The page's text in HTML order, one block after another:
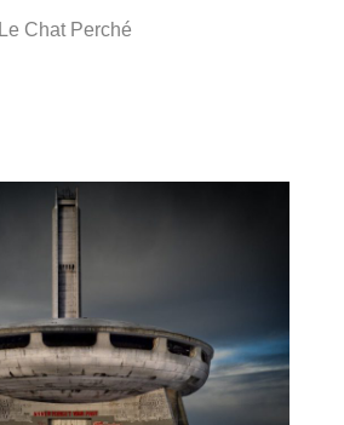
Le Chat Perché